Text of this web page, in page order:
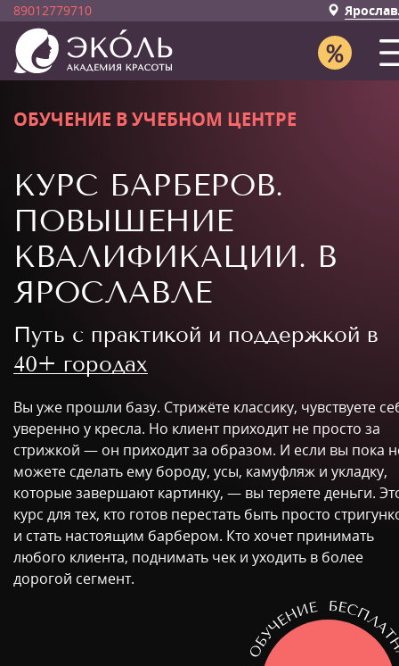
89012779710
ОБУЧЕНИЕ В УЧЕБНОМ ЦЕНТРЕ
КУРС БАРБЕРОВ.
ПОВЫШЕНИЕ
КВАЛИФИКАЦИИ. В
ЯРОСЛАВЛЕ
Путь с практикой и поддержкой в
40+ городах
Вы уже прошли базу. Стрижёте классику, чувствуете
уверенно у кресла. Но клиент приходит не просто за
стрижкой — он приходит за образом. И если вы пока
можете сделать ему бороду, усы, камуфляж и укладку,
которые завершают картинку, — вы теряете деньги.
курс для тех, кто готов перестать быть просто
и стать настоящим барбером. Кто хочет принимать
любого клиента, поднимать чек и уходить в более
дорогой сегмент.